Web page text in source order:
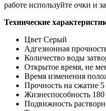
работе используйте очки и
Технические
Цвет Серый
Адгезионная
Количество воды
Открытое время, не
Время изменения
Прочность на сжатие
Жизнеспособность
Подвижность